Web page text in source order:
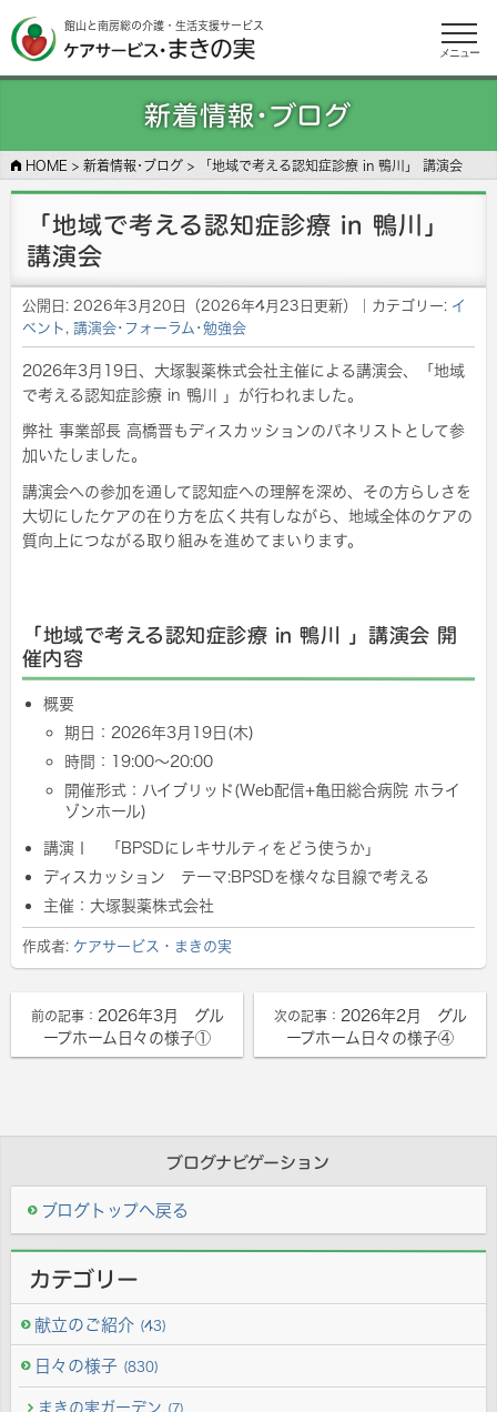
館山と南房総の介護・生活支援サービス
メニュー
新着情報･ブログ
HOME > 新着情報･ブログ > 「地域で考える認知症診療 in 鴨川」 講演会
「地域で考える認知症診療 in 鴨川」
講演会
公開日: 2026年3月20日 （2026年4月23日更新） ｜カテゴリー: イ
ベント, 講演会･フォーラム･勉強会
2026年3月19日、大塚製薬株式会社主催による講演会、「地域
で考える認知症診療 in 鴨川 」が行われました。
弊社 事業部長 高橋晋もディスカッションのパネリストとして参
加いたしました。
講演会への参加を通して認知症への理解を深め、その方らしさを
大切にしたケアの在り方を広く共有しながら、地域全体のケアの
質向上につながる取り組みを進めてまいります。
「地域で考える認知症診療 in 鴨川 」講演会 開
催内容
概要
期日：2026年3月19日(木)
時間：19:00～20:00
開催形式：ハイブリッド(Web配信+亀田総合病院 ホライ
ゾンホール)
講演Ⅰ 「BPSDにレキサルティをどう使うか」
ディスカッション テーマ:BPSDを様々な目線で考える
主催：大塚製薬株式会社
作成者: ケアサービス・まきの実
前の記事： 2026年3月 グル
ープホーム日々の様子①
次の記事： 2026年2月 グル
ープホーム日々の様子④
ブログナビゲーション
ブログトップへ戻る
カテゴリー
献立のご紹介 (43)
日々の様子 (830)
まきの実ガーデン (7)